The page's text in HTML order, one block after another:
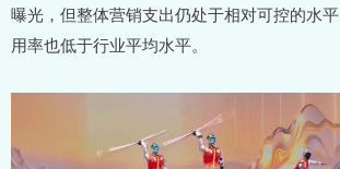
曝光，但整体营销支出仍处于相对可控的水
用率也低于行业平均水平。